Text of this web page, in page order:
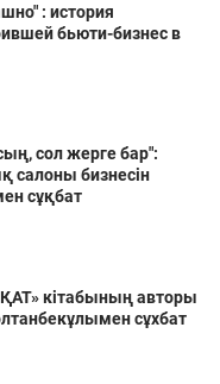
: история
бьюти-бизнес в
сол жерге бар":
салоны бизнесін
сұқбат
кітабының авторы
сұхбат